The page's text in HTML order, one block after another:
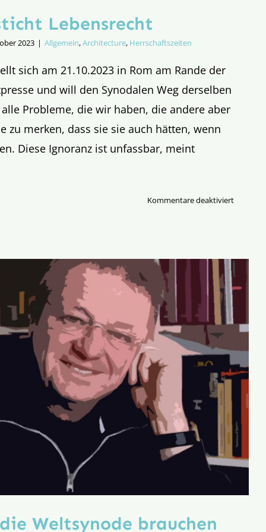
Lebensrecht
2023 | Allgemein,Architecture, Herrschaftszeiten
sich am 21.10.2023 in Rom am Rande der
und will den Synodalen Weg derselben
Probleme, die wir haben, die andere aber
zu merken, dass sie sie auch hätten, wenn
Diese Ignoranz ist unfassbar, meint
Kommentare deaktiviertfür
Weltsynode brauchen